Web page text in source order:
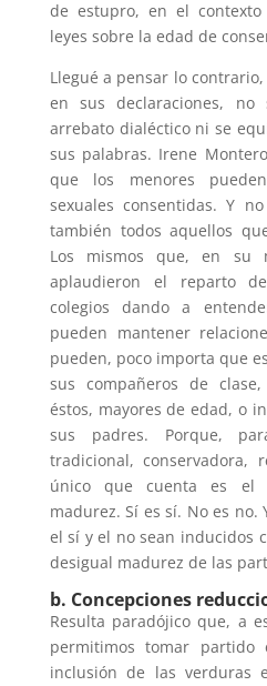
de estupro, en el
leyes sobre la edad de
Llegué a pensar lo
en sus declaraciones,
arrebato dialéctico ni se
sus palabras. Irene
que los menores
sexuales consentidas. Y
también todos aquellos
Los mismos que, en su
aplaudieron el reparto
colegios dando a
pueden mantener
pueden, poco importa que
sus compañeros de
éstos, mayores de edad, o
sus padres. Porque,
tradicional, conservadora,
único que cuenta es el
madurez. Sí es sí. No es no.
el sí y el no sean inducidos
desigual madurez de las
b. Concepciones
Resulta paradójico que, a
permitimos tomar partido
inclusión de las